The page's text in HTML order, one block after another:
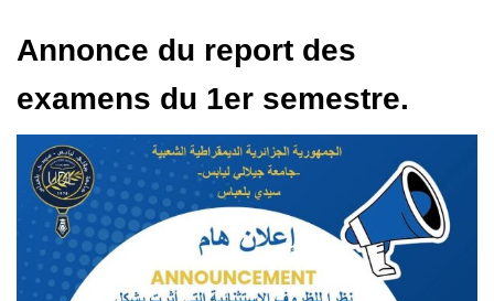
Annonce du report des
examens du 1er semestre.